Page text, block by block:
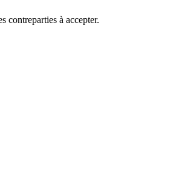
contreparties à accepter.